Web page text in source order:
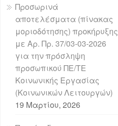
Προσωρινά
αποτελέσματα (πίνακας
μοριοδότησης) προκήρυξης
με Αρ. Πρ. 37/03-03-2026
για την πρόσληψη
προσωπικού ΠΕ/ΤΕ
Κοινωνικής Εργασίας
(Κοινωνικών Λειτουργών)
19 Μαρτίου, 2026